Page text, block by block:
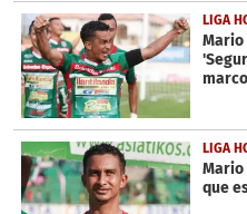
LIGA
Mario
LIGA
Mario
que